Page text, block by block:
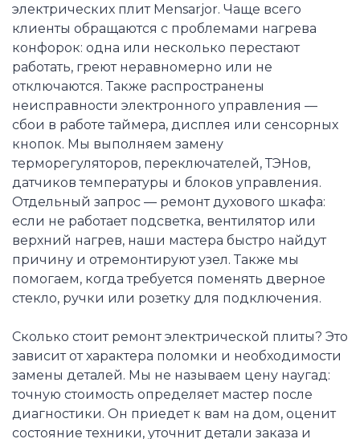
электрических плит Mensarjor. Чаще всего
клиенты обращаются с проблемами нагрева
конфорок: одна или несколько перестают
работать, греют неравномерно или не
отключаются. Также распространены
неисправности электронного управления —
сбои в работе таймера, дисплея или сенсорных
кнопок. Мы выполняем замену
терморегуляторов, переключателей, ТЭНов,
датчиков температуры и блоков управления.
Отдельный запрос — ремонт духового шкафа:
если не работает подсветка, вентилятор или
верхний нагрев, наши мастера быстро найдут
причину и отремонтируют узел. Также мы
помогаем, когда требуется поменять дверное
стекло, ручки или розетку для подключения.
Сколько стоит ремонт электрической плиты? Это
зависит от характера поломки и необходимости
замены деталей. Мы не называем цену наугад:
точную стоимость определяет мастер после
диагностики. Он приедет к вам на дом, оценит
состояние техники, уточнит детали заказа и